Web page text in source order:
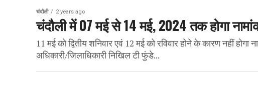
चंदौली 2 years ago
चंदौली में 07 मई से 14 मई, 2024 तक होगा
11 मई को द्वितीय शनिवार एवं 12 मई को रविवार होने के कारण नहीं
अधिकारी/जिलाधिकारी निखिल टी फुंडे...